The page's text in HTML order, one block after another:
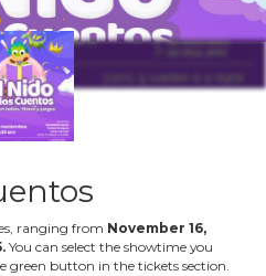
ranging from November 16,
. You can select the showtime you
green button in the tickets section.